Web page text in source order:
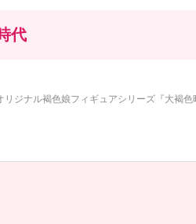
代
リジナル褐色娘フィギュアシリーズ『大褐